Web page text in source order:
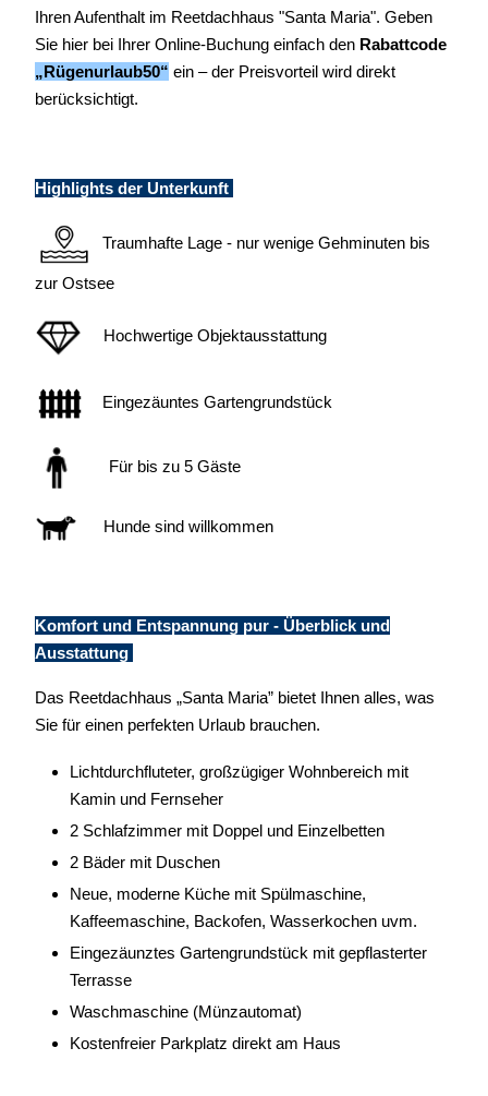
Ihren Aufenthalt im Reetdachhaus "Santa Maria". Geben
Sie hier bei Ihrer Online-Buchung einfach den Rabattcode
„Rügenurlaub50“ ein – der Preisvorteil wird direkt
berücksichtigt.
Highlights der Unterkunft
Traumhafte Lage - nur wenige Gehminuten bis
zur Ostsee
Hochwertige Objektausstattung
Eingezäuntes Gartengrundstück
Für bis zu 5 Gäste
Hunde sind willkommen
Komfort und Entspannung pur - Überblick und
Ausstattung
Das Reetdachhaus „Santa Maria” bietet Ihnen alles, was
Sie für einen perfekten Urlaub brauchen.
Lichtdurchfluteter, großzügiger Wohnbereich mit
Kamin und Fernseher
2 Schlafzimmer mit Doppel und Einzelbetten
2 Bäder mit Duschen
Neue, moderne Küche mit Spülmaschine,
Kaffeemaschine, Backofen, Wasserkochen uvm.
Eingezäunztes Gartengrundstück mit gepflasterter
Terrasse
Waschmaschine (Münzautomat)
Kostenfreier Parkplatz direkt am Haus